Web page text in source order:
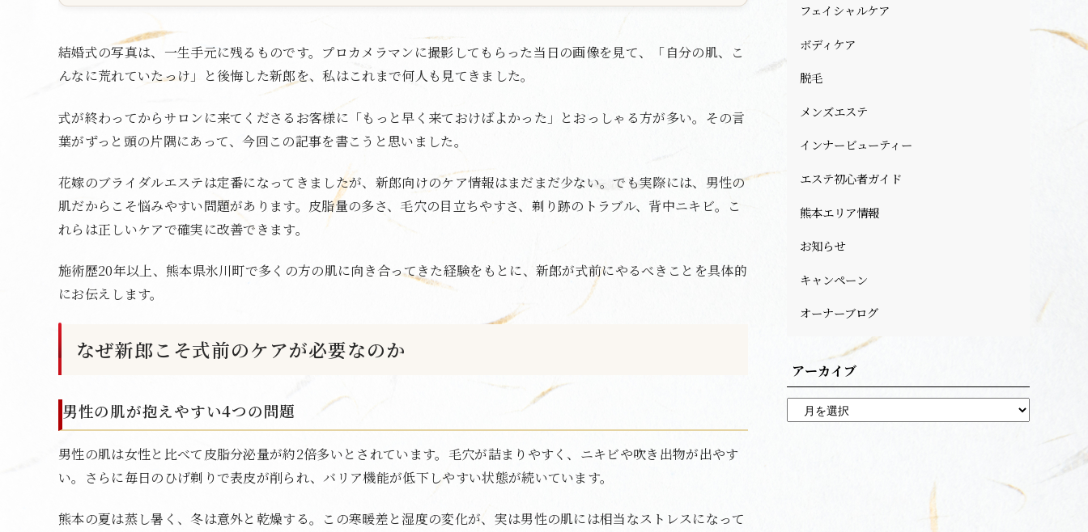
結婚式の写真は、一生手元に残るものです。プロカメラマンに撮影してもらった当日の画像を見て、「自分の肌、こ
んなに荒れていたっけ」と後悔した新郎を、私はこれまで何人も見てきました。
式が終わってからサロンに来てくださるお客様に「もっと早く来ておけばよかった」とおっしゃる方が多い。その言
葉がずっと頭の片隅にあって、今回この記事を書こうと思いました。
花嫁のブライダルエステは定番になってきましたが、新郎向けのケア情報はまだまだ少ない。でも実際には、男性の
肌だからこそ悩みやすい問題があります。皮脂量の多さ、毛穴の目立ちやすさ、剃り跡のトラブル、背中ニキビ。こ
れらは正しいケアで確実に改善できます。
施術歴20年以上、熊本県氷川町で多くの方の肌に向き合ってきた経験をもとに、新郎が式前にやるべきことを具体的
にお伝えします。
なぜ新郎こそ式前のケアが必要なのか
男性の肌が抱えやすい4つの問題
男性の肌は女性と比べて皮脂分泌量が約2倍多いとされています。毛穴が詰まりやすく、ニキビや吹き出物が出やす
い。さらに毎日のひげ剃りで表皮が削られ、バリア機能が低下しやすい状態が続いています。
熊本の夏は蒸し暑く、冬は意外と乾燥する。この寒暖差と湿度の変化が、実は男性の肌には相当なストレスになって
フェイシャルケア
ボディケア
脱毛
メンズエステ
インナービューティー
エステ初心者ガイド
熊本エリア情報
お知らせ
キャンペーン
オーナーブログ
アーカイブ